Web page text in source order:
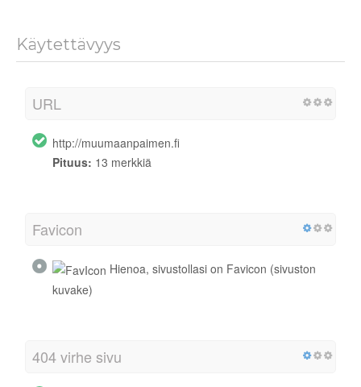
Käytettävyys
URL
http://muumaanpaimen.fi
Pituus: 13 merkkiä
Favicon
Hienoa, sivustollasi on Favicon (sivuston
kuvake)
404 virhe sivu